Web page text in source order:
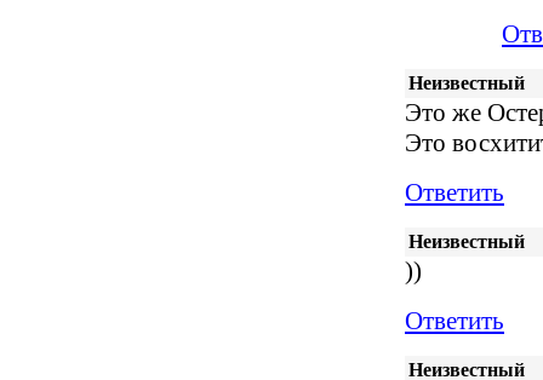
Неизвестный
Это же
Это
Ответить
Неизвестный
))
Ответить
Неизвестный